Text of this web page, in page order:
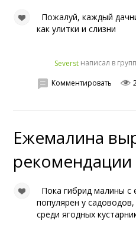
Пожалуй, каждый
как улитки и слизни
Severst написал в
Комментировать
Ежемалина
рекомендации
Пока гибрид малины
популярен у
среди ягодных